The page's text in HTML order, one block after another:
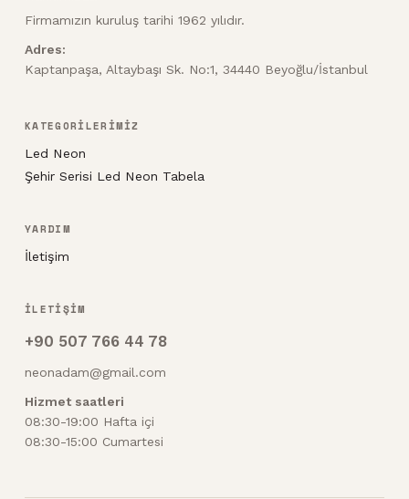
Firmamızın kuruluş tarihi 1962 yılıdır.
Adres:
Kaptanpaşa, Altaybaşı Sk. No:1, 34440 Beyoğlu/İstanbul
KATEGORİLERİMİZ
Led Neon
Şehir Serisi Led Neon Tabela
YARDIM
İletişim
İLETİŞİM
+90 507 766 44 78
neonadam@gmail.com
Hizmet saatleri
08:30-19:00 Hafta içi
08:30-15:00 Cumartesi